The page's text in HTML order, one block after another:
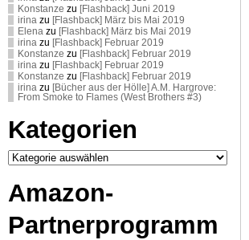
Konstanze zu [Flashback] Juni 2019
irina zu [Flashback] März bis Mai 2019
Elena zu [Flashback] März bis Mai 2019
irina zu [Flashback] Februar 2019
Konstanze zu [Flashback] Februar 2019
irina zu [Flashback] Februar 2019
Konstanze zu [Flashback] Februar 2019
irina zu [Bücher aus der Hölle] A.M. Hargrove:
From Smoke to Flames (West Brothers #3)
Kategorien
Kategorien
Amazon-
Partnerprogramm